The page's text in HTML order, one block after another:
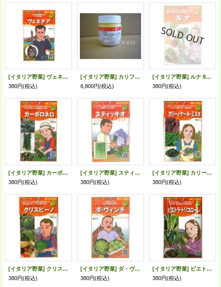
[イタリア野菜] ヴェネチア ラディッキョ・ロッソ 80粒 トキタ種苗(株)
380円(税込)
[イタリア野菜] カリフローレ80 Lペレット種子1000粒 トキタ種苗(株)
6,800円(税込)
[イタリア野菜] ルナ 80粒 トキタ種苗(株)
380円(税込)
[イタリア野菜] カーボロネロ 40粒 トキタ種苗(株)
380円(税込)
[イタリア野菜] スティッキオ 200粒 トキタ種苗(株)
380円(税込)
[イタリア野菜] カリーノケール・ミスタ 40粒 トキタ種苗(株)
380円(税込)
[イタリア野菜] クリスピーノ 50粒 トキタ種苗(株)
380円(税込)
[イタリア野菜] ダ・ヴィンチ 50粒 トキタ種苗(株)
380円(税込)
[イタリア野菜] ビエトラ・トリコローレ 60粒（各20粒） トキタ種苗(株)
380円(税込)